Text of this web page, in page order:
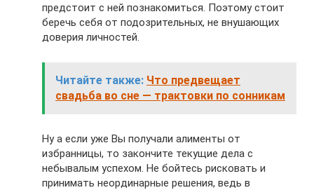
предстоит с ней познакомиться. Поэтому стоит
беречь себя от подозрительных, не внушающих
доверия личностей.
Читайте также: Что предвещает
свадьба во сне — трактовки по сонникам
Ну а если уже Вы получали алименты от
избранницы, то закончите текущие дела с
небывалым успехом. Не бойтесь рисковать и
принимать неординарные решения, ведь в